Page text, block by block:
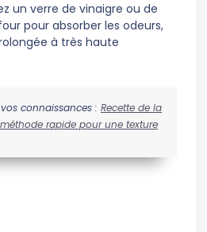
un verre de vinaigre ou de
pour absorber les odeurs,
à très haute
connaissances : Recette de la
rapide pour une texture